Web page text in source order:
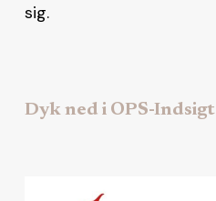
sig.
Dyk ned i OPS-Indsigt